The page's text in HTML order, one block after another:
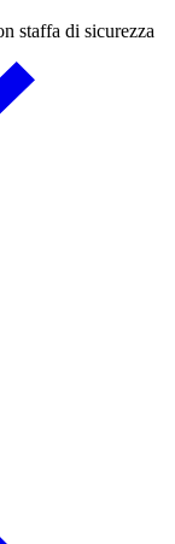
staffa di sicurezza